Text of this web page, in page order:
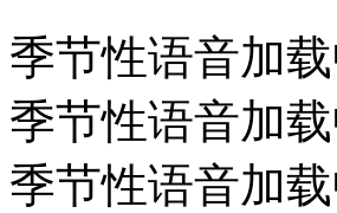
季节性语音加
季节性语音加
季节性语音加